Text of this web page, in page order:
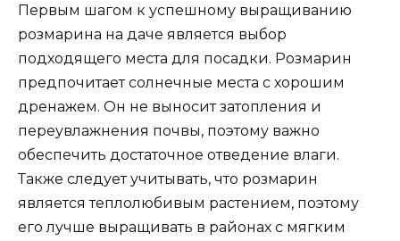
Первым шагом к успешному выращиванию
розмарина на даче является выбор
подходящего места для посадки. Розмарин
предпочитает солнечные места с хорошим
дренажем. Он не выносит затопления и
переувлажнения почвы, поэтому важно
обеспечить достаточное отведение влаги.
Также следует учитывать, что розмарин
является теплолюбивым растением, поэтому
его лучше выращивать в районах с мягким